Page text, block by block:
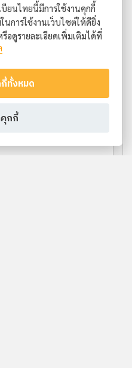
ยนไทยนี้มีการใช้งานคุกกี้
การใช้งานเว็บไซต์ให้ดียิ่ง
อดูรายละเอียดเพิ่มเติมได้ที่
ทั้งหมด
กกี้